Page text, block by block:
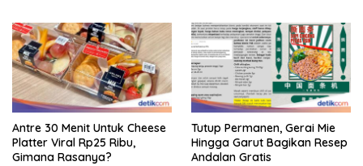
Antre 30 Menit Untuk Cheese
Platter Viral Rp25 Ribu,
Gimana Rasanya?
Tutup Permanen, Gerai Mie
Hingga Garut Bagikan Resep
Andalan Gratis